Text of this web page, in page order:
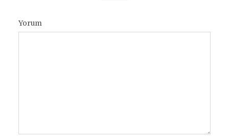
Yorum